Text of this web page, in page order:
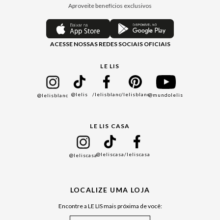
Central de Preferências
Moda Com Verso
Regulamentos
Seja um Revendedor
Black Friday
Cuidados Casa
Aproveite benefícios exclusivos
ACESSE NOSSAS REDES SOCIAIS OFICIAIS
LE LIS
@lelisblanc @lelis /lelisblanc/lelisblanc@mundolelis
LE LIS CASA
@leliscasa@leliscasa/leliscasa
LOCALIZE UMA LOJA
Encontre a LE LIS mais próxima de você: